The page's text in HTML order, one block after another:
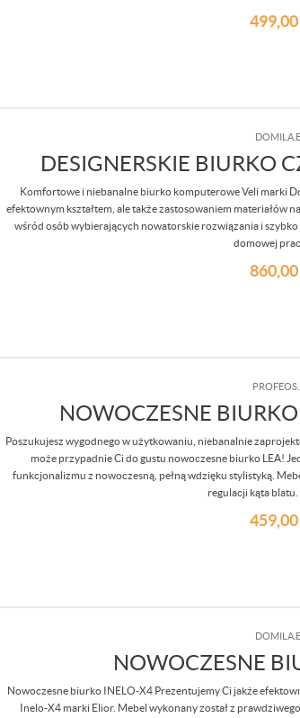
DESIGNERSKIE BIURKO
Komfortowe i niebanalne biurko komputerowe Veli marki
efektownym kształtem, ale także zastosowaniem materiałów
wśród osób wybierających nowatorskie rozwiązania i
domowej
NOWOCZESNE
Poszukujesz wygodnego w użytkowaniu, niebanalnie
może przypadnie Ci do gustu nowoczesne biurko LEA!
funkcjonalizmu z nowoczesną, pełną wdzięku stylistyką.
regulacji kąta blatu.
NOWOCZESNE
Nowoczesne biurko INELO-X4 Prezentujemy Ci jakże
Inelo-X4 marki Elior. Mebel wykonany został z